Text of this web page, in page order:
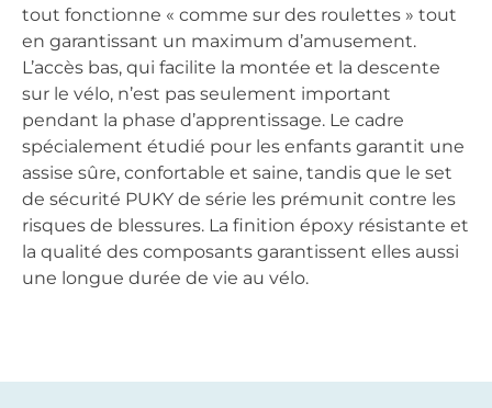
tout fonctionne « comme sur des roulettes » tout
en garantissant un maximum d’amusement.
L’accès bas, qui facilite la montée et la descente
sur le vélo, n’est pas seulement important
pendant la phase d’apprentissage. Le cadre
spécialement étudié pour les enfants garantit une
assise sûre, confortable et saine, tandis que le set
de sécurité PUKY de série les prémunit contre les
risques de blessures. La finition époxy résistante et
la qualité des composants garantissent elles aussi
une longue durée de vie au vélo.